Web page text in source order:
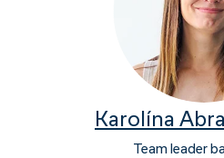
Karolína
Team leader